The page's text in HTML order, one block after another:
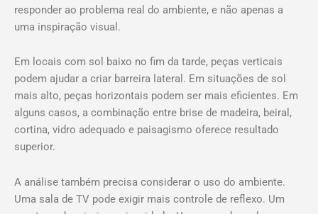
responder ao problema real do ambiente, e não apenas a
uma inspiração visual.
Em locais com sol baixo no fim da tarde, peças verticais
podem ajudar a criar barreira lateral. Em situações de sol
mais alto, peças horizontais podem ser mais eficientes. Em
alguns casos, a combinação entre brise de madeira, beiral,
cortina, vidro adequado e paisagismo oferece resultado
superior.
A análise também precisa considerar o uso do ambiente.
Uma sala de TV pode exigir mais controle de reflexo. Um